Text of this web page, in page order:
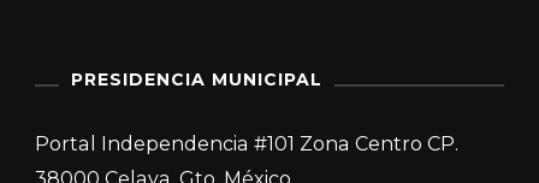
PRESIDENCIA MUNICIPAL
Portal Independencia #101 Zona Centro CP.
38000 Celaya, Gto. México.